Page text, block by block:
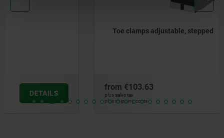
Toe clamps adjustable, stepped
from €103.63
plus sales tax
plus shipping costs